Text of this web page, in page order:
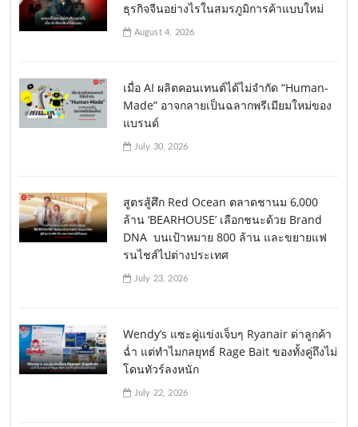
ธุรกิจจีนอย่างไรในสมรภูมิการค้าแบบใหม่
August 4, 2026
เมื่อ AI ผลิตคอนเทนต์ได้ไม่จำกัด “Human-
Made” อาจกลายเป็นฉลากพรีเมียมใหม่ของ
แบรนด์
July 30, 2026
สูตรสู้ศึก Red Ocean ตลาดชานม 6,000
ล้าน ‘BEARHOUSE’ เลือกชนะด้วย Brand
DNA บนเป้าหมาย 800 ล้าน และขยายแฟ
รนไชส์ไปต่างประเทศ
July 23, 2026
Wendy’s แซะคู่แข่งเจ็บๆ Ryanair ด่าลูกค้า
ฉ่ำ แต่ทำไมกลยุทธ์ Rage Bait ของทั้งคู่ถึงไม่
โดนทัวร์ลงหนัก
July 22, 2026